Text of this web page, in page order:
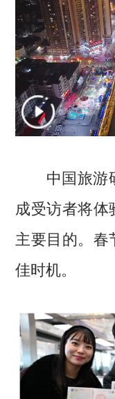
中国旅游
成受访者将
主要目的。春
佳时机。